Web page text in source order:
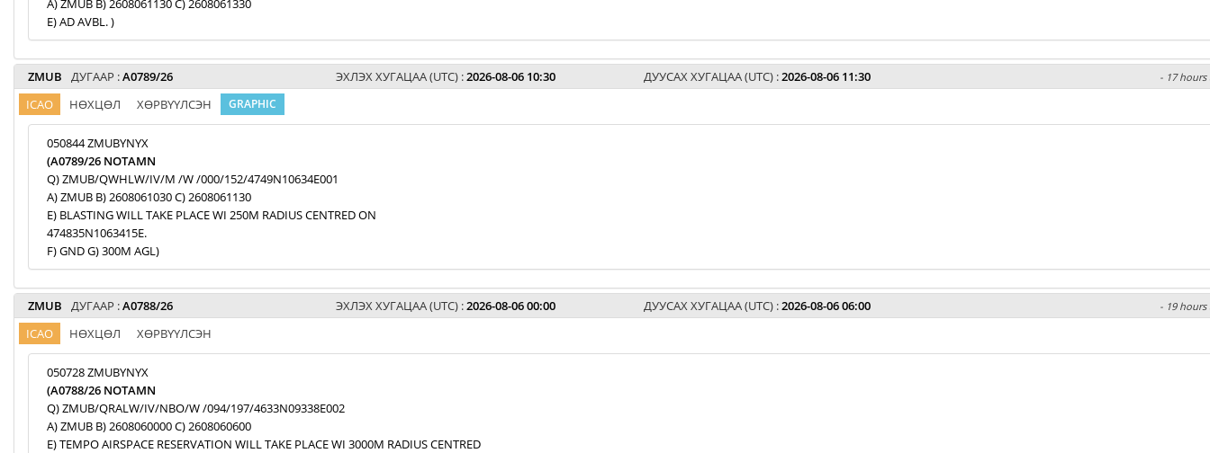
A) ZMUB B) 2608061130 C) 2608061330
E) AD AVBL. )
ZMUB ДУГААР :A0789/26 ЭХЛЭХ ХУГАЦАА (UTC) :2026-08-06 10:30 ДУУСАХ ХУГАЦАА (UTC) :2026-08-06 11:30 - 17 hours
ICAO НӨХЦӨЛ ХӨРВҮҮЛСЭН GRAPHIC
050844 ZMUBYNYX
(A0789/26 NOTAMN
Q) ZMUB/QWHLW/IV/M /W /000/152/4749N10634E001
A) ZMUB B) 2608061030 C) 2608061130
E) BLASTING WILL TAKE PLACE WI 250M RADIUS CENTRED ON
474835N1063415E.
F) GND G) 300M AGL)
ZMUB ДУГААР :A0788/26 ЭХЛЭХ ХУГАЦАА (UTC) :2026-08-06 00:00 ДУУСАХ ХУГАЦАА (UTC) :2026-08-06 06:00 - 19 hours
ICAO НӨХЦӨЛ ХӨРВҮҮЛСЭН
050728 ZMUBYNYX
(A0788/26 NOTAMN
Q) ZMUB/QRALW/IV/NBO/W /094/197/4633N09338E002
A) ZMUB B) 2608060000 C) 2608060600
E) TEMPO AIRSPACE RESERVATION WILL TAKE PLACE WI 3000M RADIUS CENTRED